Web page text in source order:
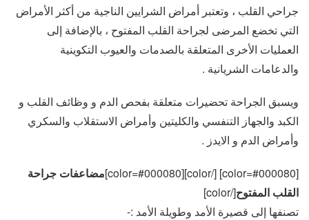
جراحي القلب ، وتعتبر أمراض الشرايين الناجية من أكثر الأمراض
التي تخضع المرضى لجراحة القلب المفتوح ، بالإضافة إلى
العمليات الأخرى المتعلقة بالصدمات والعيوب التكوينية
والدعامات الشريانية .
ويسبق الجراحة تحضيرات متعلقة بفحص الدم و وظائف القلب و
الكبد والجهاز التنفسي والكليتين وأمراض الاستقلاب والسكري
وأمراض الدم و الايدز .
[color=#000080] [/color][color=#000080]
مضاعفات جراحة
القلب المفتوح[/color]
تصنفها إلى قصيرة الأمد وطويلة الأمد :-